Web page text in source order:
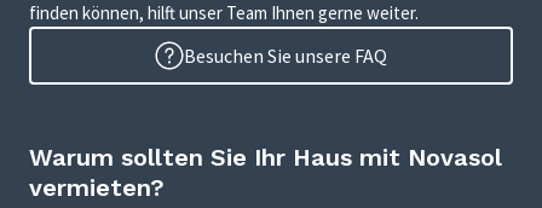
finden können, hilft unser Team Ihnen gerne weiter.
Besuchen Sie unsere FAQ
Warum sollten Sie Ihr Haus mit Novasol
vermieten?